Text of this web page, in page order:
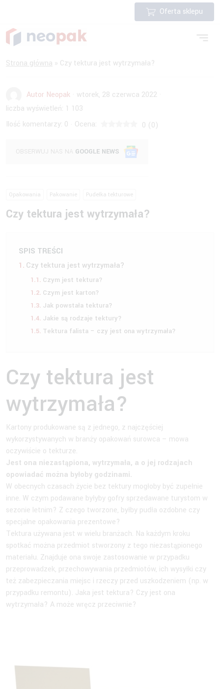
Oferta sklepu
Strona główna » Czy tektura jest wytrzymała?
Autor Neopak · wtorek, 28 czerwca 2022 ·
liczba wyświetleń: 1 103
Ilość komentarzy: 0 · Ocena: 0 (0)
OBSERWUJ NAS NA GOOGLE NEWS
Opakowania Pakowanie Pudełka tekturowe
Czy tektura jest wytrzymała?
SPIS TREŚCI
Czy tektura jest wytrzymała?
Czym jest tektura?
Czym jest karton?
Jak powstała tektura?
Jakie są rodzaje tektury?
Tektura falista – czy jest ona wytrzymała?
Czy tektura jest
wytrzymała?
Kartony produkowane są z jednego, z najczęściej
wykorzystywanych w branży opakowań surowca – mowa
oczywiście o tekturze.
Jest ona niezastąpiona, wytrzymała, a o jej rodzajach
opowiadać można byłoby godzinami.
W obecnych czasach życie bez tektury mogłoby być zupełnie
inne. W czym podawane byłyby gofry sprzedawane turystom w
sezonie letnim? Z czego tworzone, byłby pudła ozdobne czy
specjalne opakowania prezentowe?
Tektura używana jest w wielu branżach. Na każdym kroku
spotkać można przedmiot stworzony z tego niezastąpionego
materiału. Znajduje ona swoje zastosowanie w przypadku
przeprowadzek, przechowywania przedmiotów, ich wysyłki czy
też zabezpieczania miejsc i rzeczy przed uszkodzeniem (np. w
przypadku remontu). Jaka jest tektura? Czy jest ona
wytrzymała? A może wręcz przeciwnie?